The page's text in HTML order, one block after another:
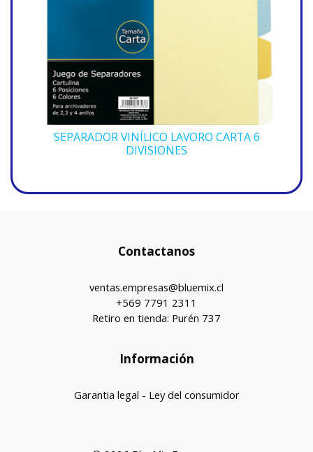
SEPARADOR VINÍLICO LAVORO CARTA 6
DIVISIONES
Contactanos
ventas.empresas@bluemix.cl
+569 7791 2311
Retiro en tienda: Purén 737
Información
Garantia legal - Ley del consumidor